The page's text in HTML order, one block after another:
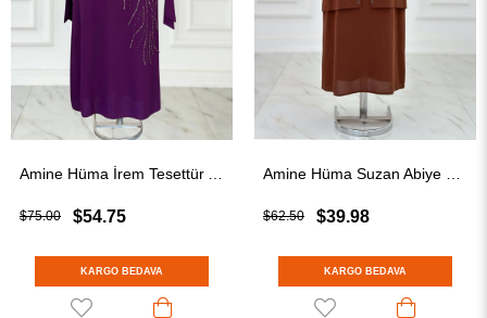
$54.75
$75.00
KARGO BEDAVA
$39.98
$62.50
KARGO BEDAVA